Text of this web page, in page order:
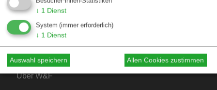
Mediadaten
Hinweise für Autor*innen
Über W&F
↓ 1 Dienst
System (immer erforderlich)
↓ 1 Dienst
Auswahl speichern Allen Cookies zustimmen